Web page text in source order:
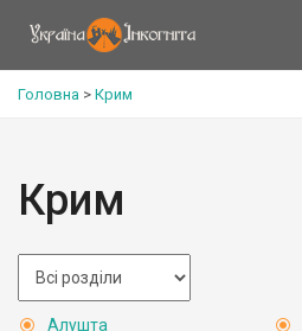
Головна > Крим
Крим
Алушта